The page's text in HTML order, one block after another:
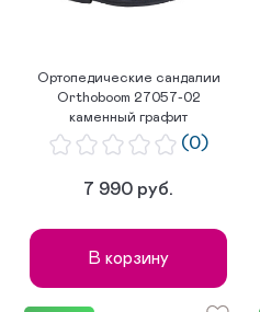
Ортопедические сандалии
Orthoboom 27057-02
каменный графит
(0)
7 990 руб.
В корзину